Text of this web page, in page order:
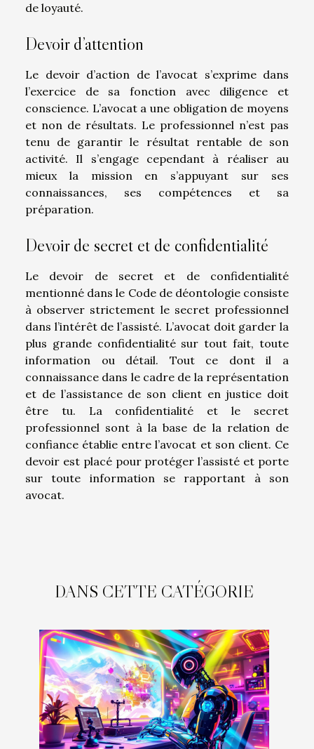
de loyauté.
Devoir d’attention
Le devoir d’action de l’avocat s’exprime dans
l’exercice de sa fonction avec diligence et
conscience. L’avocat a une obligation de moyens
et non de résultats. Le professionnel n’est pas
tenu de garantir le résultat rentable de son
activité. Il s’engage cependant à réaliser au
mieux la mission en s’appuyant sur ses
connaissances, ses compétences et sa
préparation.
Devoir de secret et de confidentialité
Le devoir de secret et de confidentialité
mentionné dans le Code de déontologie consiste
à observer strictement le secret professionnel
dans l’intérêt de l’assisté. L’avocat doit garder la
plus grande confidentialité sur tout fait, toute
information ou détail. Tout ce dont il a
connaissance dans le cadre de la représentation
et de l’assistance de son client en justice doit
être tu. La confidentialité et le secret
professionnel sont à la base de la relation de
confiance établie entre l’avocat et son client. Ce
devoir est placé pour protéger l’assisté et porte
sur toute information se rapportant à son
avocat.
DANS CETTE CATÉGORIE